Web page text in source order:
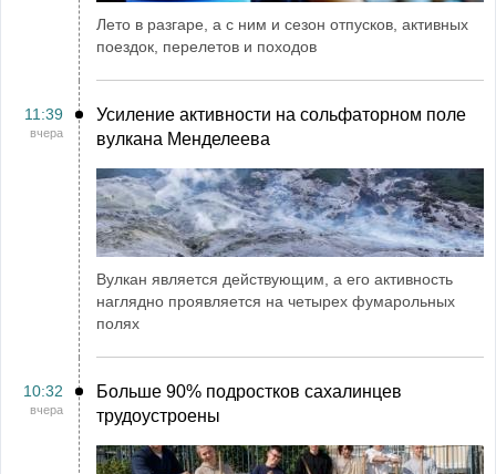
Лето в разгаре, а с ним и сезон отпусков, активных
поездок, перелетов и походов
11:39
вчера
Усиление активности на сольфаторном поле
вулкана Менделеева
Вулкан является действующим, а его активность
наглядно проявляется на четырех фумарольных
полях
10:32
вчера
Больше 90% подростков сахалинцев
трудоустроены